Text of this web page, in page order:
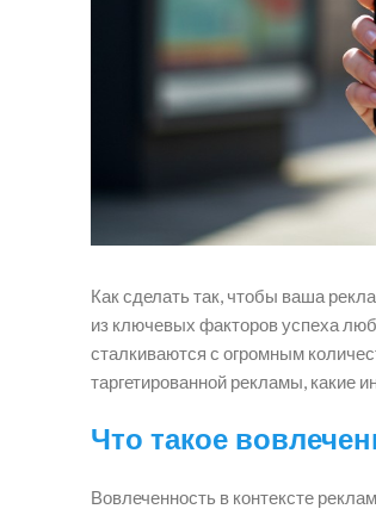
Как сделать так, чтобы ваша
из ключевых факторов успеха
сталкиваются с огромным
таргетированной рекламы, какие
Что такое
Вовлеченность в контексте